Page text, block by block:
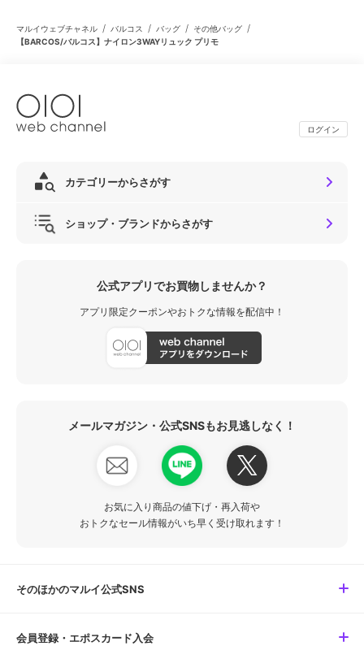
マルイウェブチャネル / バルコス / バッグ / その他バッグ /
【BARCOS/バルコス】ナイロン3WAYリュック プリモ
ログイン
カテゴリーからさがす
ショップ・ブランドからさがす
公式アプリでお買物しませんか？
アプリ限定クーポンやおトクな情報を配信中！
メールマガジン・公式SNSもお見逃しなく！
お気に入り商品の値下げ・再入荷や
おトクなセール情報がいち早く受け取れます！
そのほかのマルイ公式SNS
会員登録・エポスカード入会